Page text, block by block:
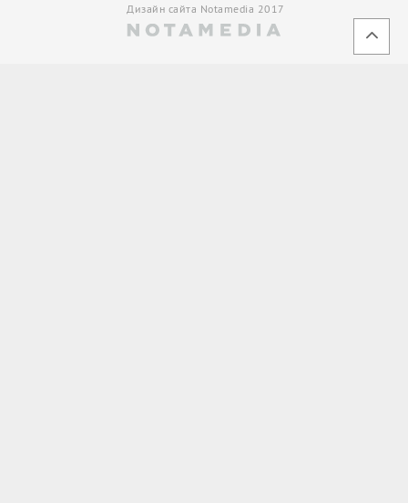
Дизайн сайта Notamedia 2017